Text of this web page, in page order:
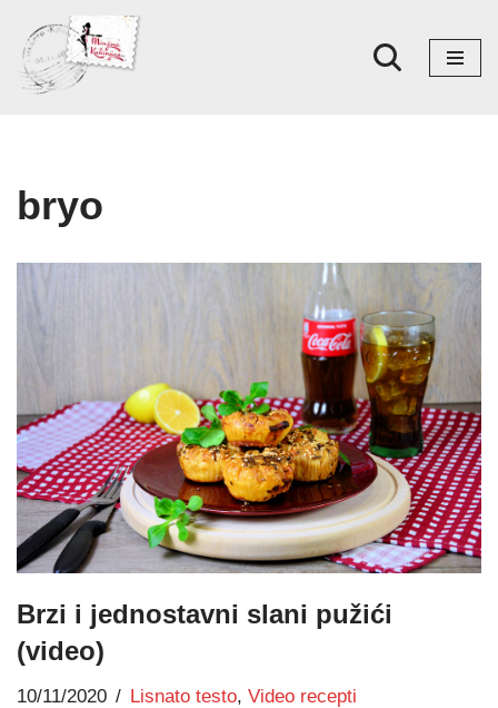
Skoči
na
bryo
Brzi i jednostavni slani pužići
(video)
10/11/2020 Lisnato testo, Video recepti